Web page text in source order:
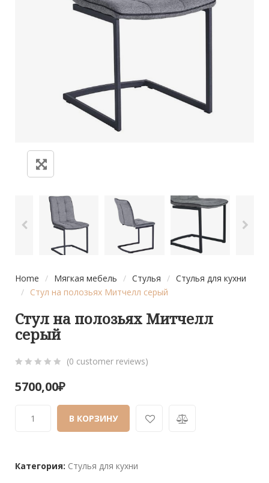
Home / Мягкая мебель / Стулья / Стулья для кухни
/ Стул на полозьях Митчелл серый
Стул на полозьях Митчелл
серый
out
based
ratings
(0 customer reviews)
5700,00₽
В КОРЗИНУ
Категория: Стулья для кухни